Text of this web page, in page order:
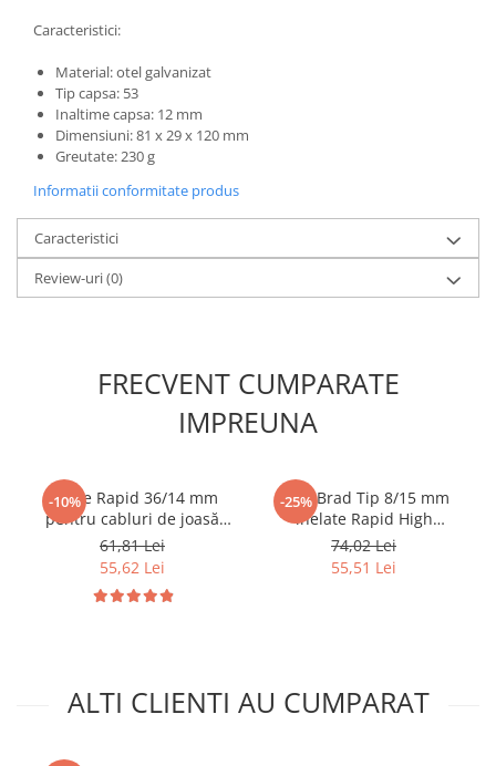
Caracteristici:
Material: otel galvanizat
Tip capsa: 53
Inaltime capsa: 12 mm
Dimensiuni: 81 x 29 x 120 mm
Greutate: 230 g
Informatii conformitate produs
Caracteristici
Review-uri(0)
FRECVENT CUMPARATE
IMPREUNA
-10%
Capse Rapid 36/14 mm
pentru cabluri de joasă
tensiune până la 50V,
galvanizate, semicirculare
divergente DP, compatibile
Rapid R36 și PRO R36E,
61,81 Lei
55,62 Lei
-25%
Cuie Brad Tip 8/15 mm
inelate Rapid High
Performance pentru plinte,
baghete decorative si
mobilier, 5000 bucati
74,02 Lei
55,51 Lei
ALTI CLIENTI AU CUMPARAT